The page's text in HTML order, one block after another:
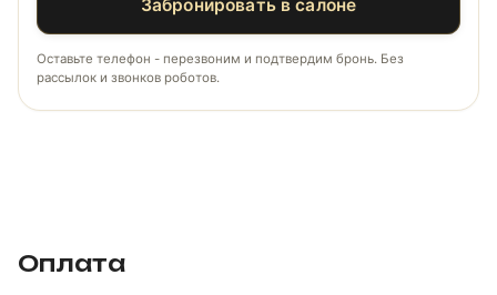
Забронировать в салоне
Оставьте телефон - перезвоним и подтвердим бронь. Без
рассылок и звонков роботов.
Оплата